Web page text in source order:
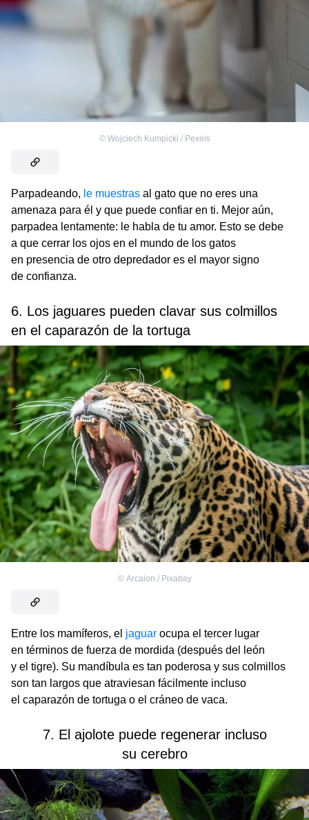
© Wojciech Kumpicki / Pexels
Parpadeando, le muestras al gato que no eres una
amenaza para él y que puede confiar en ti. Mejor aún,
parpadea lentamente: le habla de tu amor. Esto se debe
a que cerrar los ojos en el mundo de los gatos
en presencia de otro depredador es el mayor signo
de confianza.
6. Los jaguares pueden clavar sus colmillos
en el caparazón de la tortuga
© Arcaion / Pixabay
Entre los mamíferos, el jaguar ocupa el tercer lugar
en términos de fuerza de mordida (después del león
y el tigre). Su mandíbula es tan poderosa y sus colmillos
son tan largos que atraviesan fácilmente incluso
el caparazón de tortuga o el cráneo de vaca.
7. El ajolote puede regenerar incluso
su cerebro